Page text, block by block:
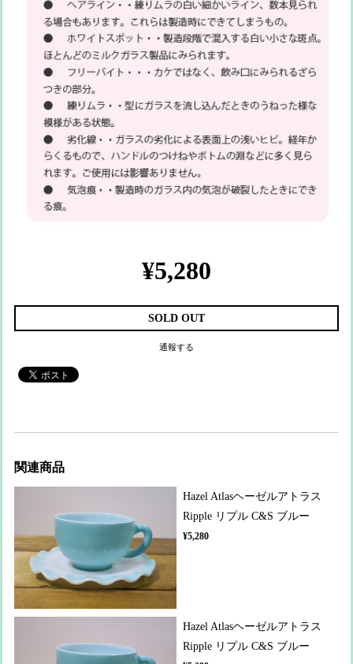
¥5,280
SOLD OUT
通報する
関連商品
Hazel Atlasヘーゼルアトラス
Ripple リプル C&S ブルー
¥5,280
Hazel Atlasヘーゼルアトラス
Ripple リプル C&S ブルー